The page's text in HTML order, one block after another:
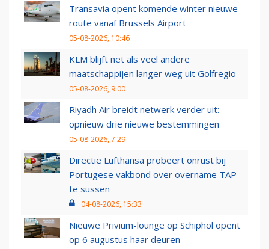
Transavia opent komende winter nieuwe
route vanaf Brussels Airport
05-08-2026, 10:46
KLM blijft net als veel andere
maatschappijen langer weg uit Golfregio
05-08-2026, 9:00
Riyadh Air breidt netwerk verder uit:
opnieuw drie nieuwe bestemmingen
05-08-2026, 7:29
Directie Lufthansa probeert onrust bij
Portugese vakbond over overname TAP
te sussen
04-08-2026, 15:33
Nieuwe Privium-lounge op Schiphol opent
op 6 augustus haar deuren